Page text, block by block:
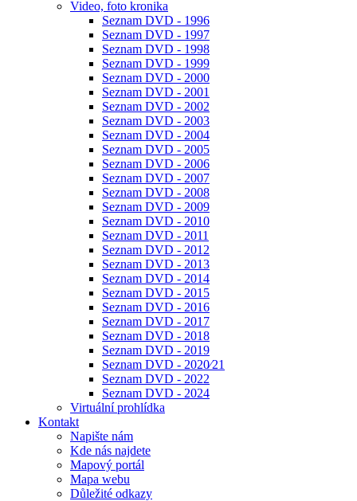
Video, foto kronika
Seznam DVD - 1996
Seznam DVD - 1997
Seznam DVD - 1998
Seznam DVD - 1999
Seznam DVD - 2000
Seznam DVD - 2001
Seznam DVD - 2002
Seznam DVD - 2003
Seznam DVD - 2004
Seznam DVD - 2005
Seznam DVD - 2006
Seznam DVD - 2007
Seznam DVD - 2008
Seznam DVD - 2009
Seznam DVD - 2010
Seznam DVD - 2011
Seznam DVD - 2012
Seznam DVD - 2013
Seznam DVD - 2014
Seznam DVD - 2015
Seznam DVD - 2016
Seznam DVD - 2017
Seznam DVD - 2018
Seznam DVD - 2019
Seznam DVD - 2020⁄21
Seznam DVD - 2022
Seznam DVD - 2024
Virtuální prohlídka
Kontakt
Napište nám
Kde nás najdete
Mapový portál
Mapa webu
Důležité odkazy